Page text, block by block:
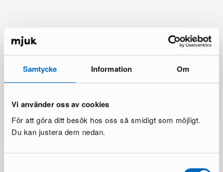
Samtycke Information Om
Vi använder oss av cookies
För att göra ditt besök hos oss så smidigt som möjligt.
Du kan justera dem nedan.